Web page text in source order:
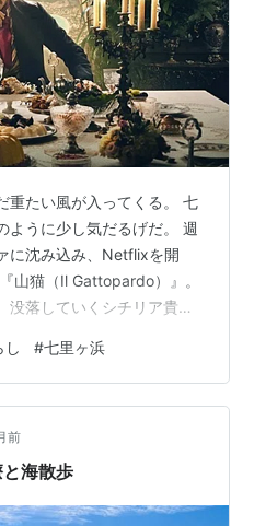
重たい風が入ってくる。 七
ように少し気だるげだ。 週
に沈み込み、Netflixを開
山猫（Il Gattopardo）』。
没落していくシチリア貴族
出してみると、なんとなく
いや、似ていないかもしれ
ることにしておく。 今日の
片隅で、地中海の風を感
つぶしではない。組…
し #七里ヶ浜
前
海散歩